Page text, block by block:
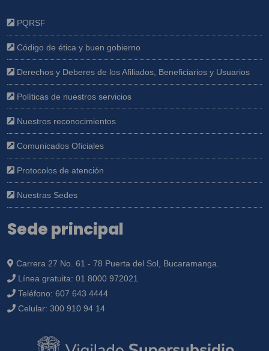
PQRSF
Código de ética y buen gobierno
Derechos y Deberes de los Afiliados, Beneficiarios y Usuarios
Políticas de nuestros servicios
Nuestros reconocimientos
Comunicados Oficiales
Protocolos de atención
Nuestras Sedes
Sede principal
Carrera 27 No. 61 - 78 Puerta del Sol, Bucaramanga.
Línea gratuita: 01 8000 972021
Teléfono: 607 643 4444
Celular: 300 910 94 14